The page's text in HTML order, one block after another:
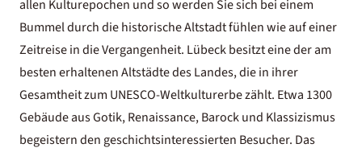
allen Kulturepochen und so werden Sie sich bei einem
Bummel durch die historische Altstadt fühlen wie auf einer
Zeitreise in die Vergangenheit. Lübeck besitzt eine der am
besten erhaltenen Altstädte des Landes, die in ihrer
Gesamtheit zum UNESCO-Weltkulturerbe zählt. Etwa 1300
Gebäude aus Gotik, Renaissance, Barock und Klassizismus
begeistern den geschichtsinteressierten Besucher. Das